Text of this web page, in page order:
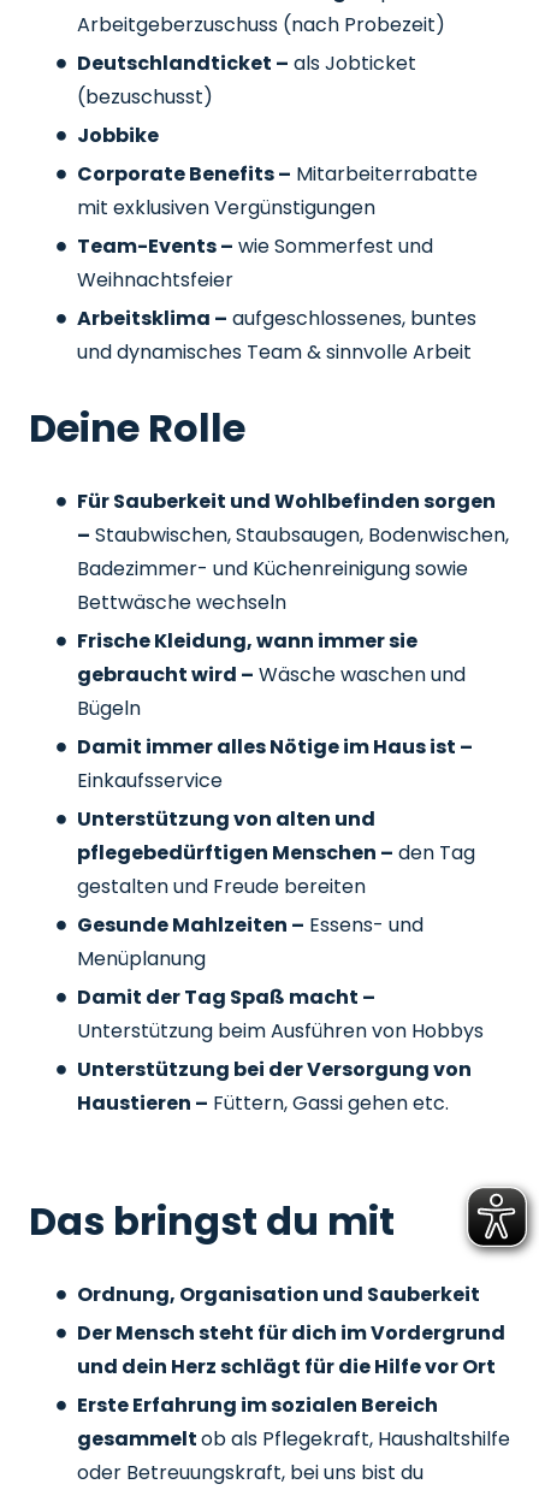
Arbeitgeberzuschuss (nach Probezeit)
Deutschlandticket – als Jobticket
(bezuschusst)
Jobbike
Corporate Benefits – Mitarbeiterrabatte
mit exklusiven Vergünstigungen
Team-Events – wie Sommerfest und
Weihnachtsfeier
Arbeitsklima – aufgeschlossenes, buntes
und dynamisches Team & sinnvolle Arbeit
Deine Rolle
Für Sauberkeit und Wohlbefinden sorgen
– Staubwischen, Staubsaugen, Bodenwischen,
Badezimmer- und Küchenreinigung sowie
Bettwäsche wechseln
Frische Kleidung, wann immer sie
gebraucht wird – Wäsche waschen und
Bügeln
Damit immer alles Nötige im Haus ist –
Einkaufsservice
Unterstützung von alten und
pflegebedürftigen Menschen – den Tag
gestalten und Freude bereiten
Gesunde Mahlzeiten – Essens- und
Menüplanung
Damit der Tag Spaß macht –
Unterstützung beim Ausführen von Hobbys
Unterstützung bei der Versorgung von
Haustieren – Füttern, Gassi gehen etc.
Das bringst du mit
Ordnung, Organisation und Sauberkeit
Der Mensch steht für dich im Vordergrund
und dein Herz schlägt für die Hilfe vor Ort
Erste Erfahrung im sozialen Bereich
gesammeltob als Pflegekraft, Haushaltshilfe
oder Betreuungskraft, bei uns bist du